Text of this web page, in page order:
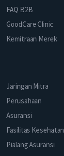
FAQ B2B
GoodCare Clinic
Kemitraan Merek
Jaringan Mitra
Perusahaan
Asuransi
Fasilitas Kesehatan
Pialang Asuransi